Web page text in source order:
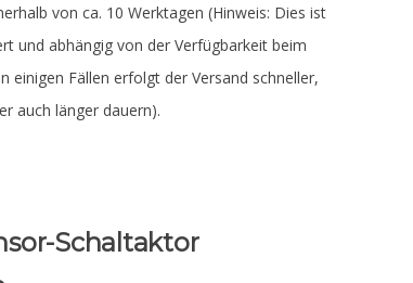
von ca. 10 Werktagen (Hinweis: Dies ist
und abhängig von der Verfügbarkeit beim
einigen Fällen erfolgt der Versand schneller,
auch länger dauern).
Schaltaktor